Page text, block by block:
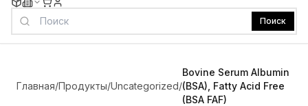
Поиск
Главная/Продукты/Uncategorized/
Bovine Serum Albumin
(BSA), Fatty Acid Free
(BSA FAF)